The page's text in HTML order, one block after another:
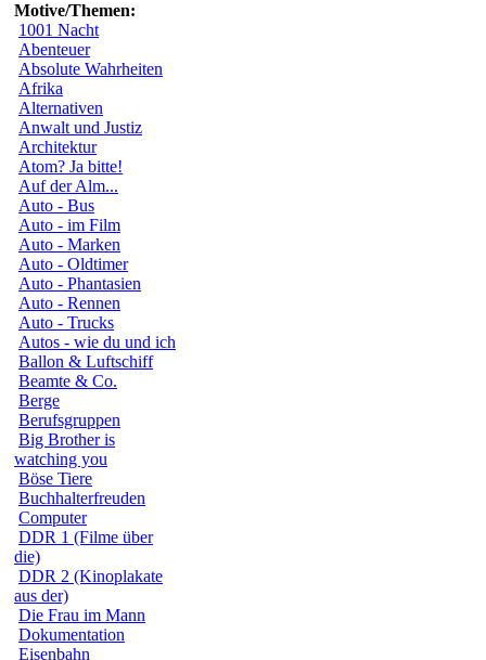
Motive/Themen:
1001 Nacht
Abenteuer
Absolute Wahrheiten
Afrika
Alternativen
Anwalt und Justiz
Architektur
Atom? Ja bitte!
Auf der Alm...
Auto - Bus
Auto - im Film
Auto - Marken
Auto - Oldtimer
Auto - Phantasien
Auto - Rennen
Auto - Trucks
Autos - wie du und ich
Ballon & Luftschiff
Beamte & Co.
Berge
Berufsgruppen
Big Brother is
watching you
Böse Tiere
Buchhalterfreuden
Computer
DDR 1 (Filme über
die)
DDR 2 (Kinoplakate
aus der)
Die Frau im Mann
Dokumentation
Eisenbahn